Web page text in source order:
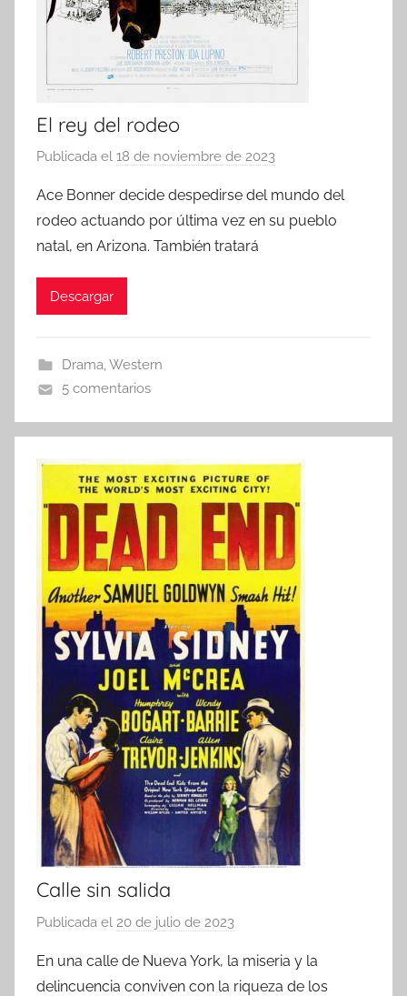
El rey del rodeo
Publicada el 18 de noviembre de 2023
r
Ace Bonner decide despedirse del mundo del
rodeo actuando por última vez en su pueblo
natal, en Arizona. También tratará
Descargar
Drama,Western
5 comentarios
Calle sin salida
Publicada el 20 de julio de 2023
r
En una calle de Nueva York, la miseria y la
delincuencia conviven con la riqueza de los